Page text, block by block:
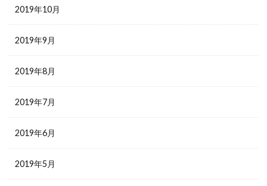
2019年10月
2019年9月
2019年8月
2019年7月
2019年6月
2019年5月